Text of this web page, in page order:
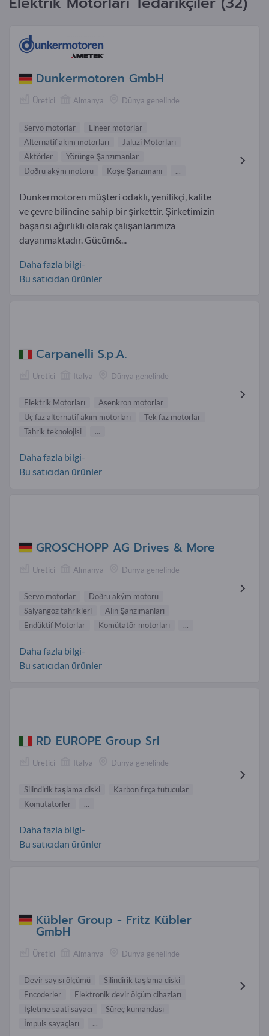
Dunkermotoren GmbH
Üretici Almanya Dünya genelinde
Servo motorlar
Lineer motorlar
Alternatif akım motorları
Jaluzi Motorları
Aktörler
Yörünge Şanzımanlar
Doðru akým motoru
Köşe Şanzımanı ...
Dunkermotoren müşteri odaklı, yenilikçi, kalite
ve çevre bilincine sahip bir şirkettir. Şirketimizin
başarısı ağırlıklı olarak çalışanlarımıza
dayanmaktadır. Gücüm&...
Daha fazla bilgi-
Bu satıcıdan ürünler
Carpanelli S.p.A.
Üretici Italya Dünya genelinde
Elektrik Motorları
Asenkron motorlar
Üç faz alternatif akım motorları
Tek faz motorlar
Tahrik teknolojisi
...
Daha fazla bilgi-
Bu satıcıdan ürünler
GROSCHOPP AG Drives & More
Üretici Almanya Dünya genelinde
Servo motorlar
Doðru akým motoru
Salyangoz tahrikleri
Alın Şanzımanları
Endüktif Motorlar
Komütatör motorları ...
Daha fazla bilgi-
Bu satıcıdan ürünler
RD EUROPE Group Srl
Üretici Italya Dünya genelinde
Silindirik taşlama diski
Karbon fırça tutucular
Komutatörler
...
Daha fazla bilgi-
Bu satıcıdan ürünler
Kübler Group - Fritz Kübler
GmbH
Üretici Almanya Dünya genelinde
Devir sayısı ölçümü
Silindirik taşlama diski
Encoderler
Elektronik devir ölçüm cihazları
İşletme saati sayacı
Süreç kumandası
İmpuls sayaçları
...